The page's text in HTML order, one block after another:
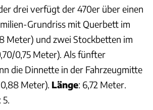
drei verfügt der 470er über einen
Grundriss mit Querbett im
Meter) und zwei Stockbetten im
0,75 Meter). Als fünfter
die Dinnette in der Fahrzeugmitte
Meter). Länge: 6,72 Meter.
: 5.